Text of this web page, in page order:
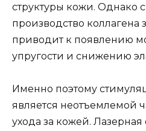
структуры кожи. Однако с
производство коллагена
приводит к появлению
упругости и снижению
Именно поэтому
является неотъемлемой
ухода за кожей. Лазерная